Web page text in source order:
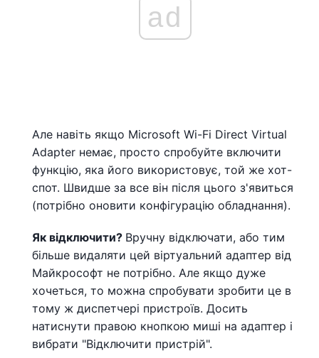
ad
Але навіть якщо Microsoft Wi-Fi Direct Virtual
Adapter немає, просто спробуйте включити
функцію, яка його використовує, той же хот-
спот. Швидше за все він після цього з'явиться
(потрібно оновити конфігурацію обладнання).
Як відключити? Вручну відключати, або тим
більше видаляти цей віртуальний адаптер від
Майкрософт не потрібно. Але якщо дуже
хочеться, то можна спробувати зробити це в
тому ж диспетчері пристроїв. Досить
натиснути правою кнопкою миші на адаптер і
вибрати "Відключити пристрій".